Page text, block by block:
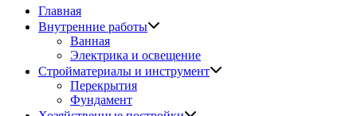
Главная
Внутренние работы
Ванная
Электрика и освещение
Стройматериалы и инструмент
Перекрытия
Фундамент